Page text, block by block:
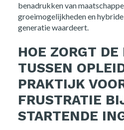
benadrukken van
groeimogelijkheden en
generatie waardeert.
HOE ZORGT
TUSSEN
PRAKTIJK
FRUSTRATIE
STARTENDE